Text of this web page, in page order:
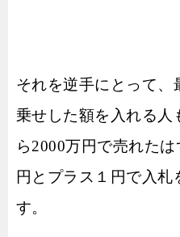
それを逆手にとって、
乗せした額を入れる人
ら2000万円で売れた
円とプラス１円で入
す。